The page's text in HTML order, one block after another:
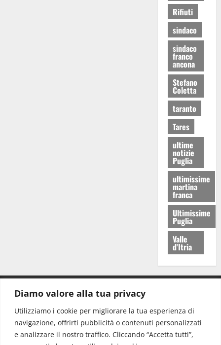
Diamo valore alla tua privacy
Utilizziamo i cookie per migliorare la tua esperienza di
navigazione, offrirti pubblicità o contenuti personalizzati
e analizzare il nostro traffico. Cliccando “Accetta tutti”,
Rifiuti
sindaco
sindaco
franco
ancona
Stefano
Coletta
taranto
Tares
ultime
notizie
Puglia
ultimissime
martina
franca
Ultimissime
Puglia
Valle
d'Itria
Redazione: redazione@www.martinasera.it
Direttore:direttore@www.martinasera.it